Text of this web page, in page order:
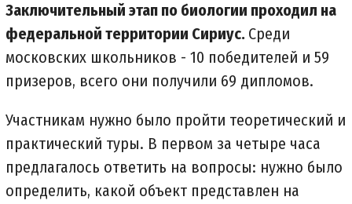
Заключительный этап по биологии проходил на
федеральной территории Сириус. Среди
московских школьников - 10 победителей и 59
призеров, всего они получили 69 дипломов.
Участникам нужно было пройти теоретический и
практический туры. В первом за четыре часа
предлагалось ответить на вопросы: нужно было
определить, какой объект представлен на